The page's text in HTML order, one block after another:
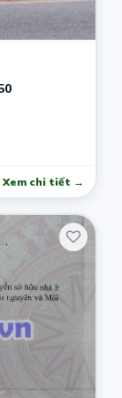
Xem chi tiết →